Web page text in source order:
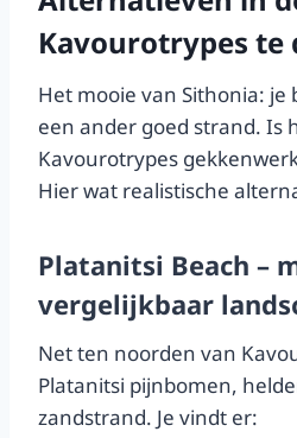
Kavourotrypes te
Het mooie van Sithonia: je
een ander goed strand. Is
Kavourotrypes
Hier wat realistische
Platanitsi Beach –
vergelijkbaar
Net ten noorden van
Platanitsi pijnbomen,
zandstrand. Je vindt er: